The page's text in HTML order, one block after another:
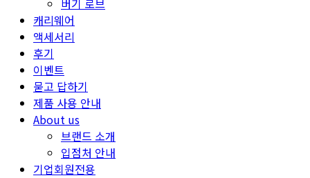
캐리웨어
액세서리
후기
이벤트
묻고 답하기
제품 사용 안내
About us
브랜드 소개
입점처 안내
기업회원전용